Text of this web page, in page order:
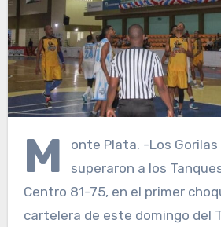
M
onte Plata. -Los Gorilas
superaron a los
Centro 81-75, en el primer
cartelera de este domingo del